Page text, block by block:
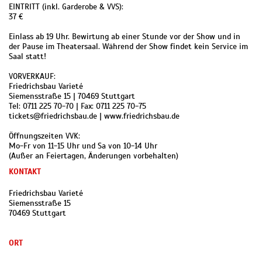
EINTRITT (inkl. Garderobe & VVS):
37 €
Einlass ab 19 Uhr. Bewirtung ab einer Stunde vor der Show und in
der Pause im Theatersaal. Während der Show findet kein Service im
Saal statt!
VORVERKAUF:
Friedrichsbau Varieté
Siemensstraße 15 | 70469 Stuttgart
Tel: 0711 225 70-70 | Fax: 0711 225 70-75
tickets@friedrichsbau.de | www.friedrichsbau.de
Öffnungszeiten VVK:
Mo-Fr von 11-15 Uhr und Sa von 10-14 Uhr
(Außer an Feiertagen, Änderungen vorbehalten)
KONTAKT
Friedrichsbau Varieté
Siemensstraße 15
70469 Stuttgart
ORT